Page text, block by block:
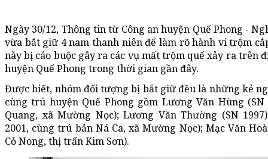
Ngày 30/12, Thông tin từ Công an huyện Quế Phong -
vừa bắt giữ 4 nam thanh niên để làm rõ hành vi trộm
này bị cáo buộc gây ra các vụ mất trộm quế xảy ra trên
huyện Quế Phong trong thời gian gần đây.
Được biết, nhóm đối tượng bị bắt giữ đều là những kẻ
cùng trú huyện Quế Phong gồm Lương Văn Hùng
Quang, xã Mường Nọc); Lương Văn Thường (SN
2001, cùng trú bản Ná Ca, xã Mường Nọc); Mạc Văn
Cỏ Nong, thị trấn Kim Sơn).